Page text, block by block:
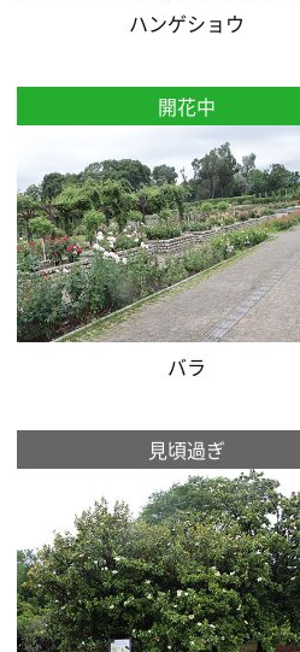
ハンゲショウ
開花中
バラ
見頃過ぎ